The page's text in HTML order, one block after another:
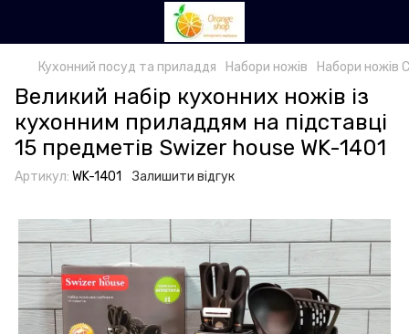
Кухонний посуд та приладдя Набори ножів Набори ножів
Великий набір кухонних ножів із
кухонним приладдям на підставці
15 предметів Swizer house WK-1401
Артикул: WK-1401 Залишити відгук